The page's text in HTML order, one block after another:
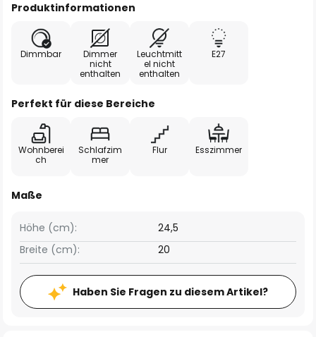
Produktinformationen
Dimmbar
Dimmer
nicht
enthalten
Leuchtmitt
el nicht
enthalten
E27
Perfekt für diese Bereiche
Wohnberei
ch
Schlafzim
mer
Flur Esszimmer
Maße
Breite (cm): 20
Höhe (cm): 24,5
Haben Sie Fragen zu diesem Artikel?